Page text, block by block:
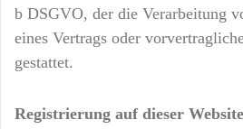
b DSGVO, der die Verarbeitung
eines Vertrags oder
gestattet.
Registrierung auf dieser Website